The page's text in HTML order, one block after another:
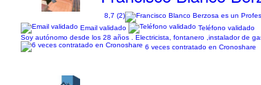
8,7 (2)
Email validado
Teléfono validado
Soy autónomo desde los 28 años . Electricista, fontanero ,instalador de
6 veces contratado en Cronoshare